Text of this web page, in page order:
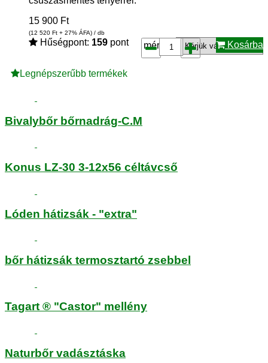
15 900 Ft
(12 520 Ft + 27% ÁFA) / db
Hűségpont: 159 pont méret*: Kosárba
Legnépszerűbb termékek
Bivalybőr bőrnadrág-C.M
Konus LZ-30 3-12x56 céltávcső
Lóden hátizsák - "extra"
bőr hátizsák termosztartó zsebbel
Tagart ® "Castor" mellény
Naturbőr vadásztáska